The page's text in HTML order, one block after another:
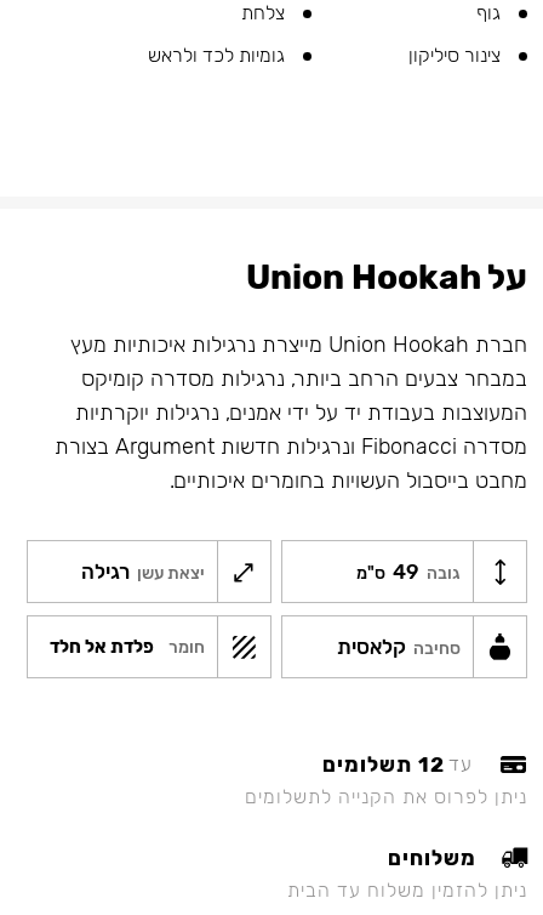
גוף
צלחת
צינור סיליקון
גומיות לכד ולראש
על Union Hookah
חברת Union Hookah מייצרת נרגילות איכותיות מעץ
במבחר צבעים הרחב ביותר, נרגילות מסדרה קומיקס
המעוצבות בעבודת יד על ידי אמנים, נרגילות יוקרתיות
מסדרה Fibonacci ונרגילות חדשות Argument בצורת
מחבט בייסבול העשויות בחומרים איכותיים.
גובה 49 ס"מ יצאת עשן רגילה
סחיבה קלאסית חומר פלדת אל חלד
עד 12 תשלומים
ניתן לפרוס את הקנייה לתשלומים
משלוחים
ניתן להזמין משלוח עד הבית